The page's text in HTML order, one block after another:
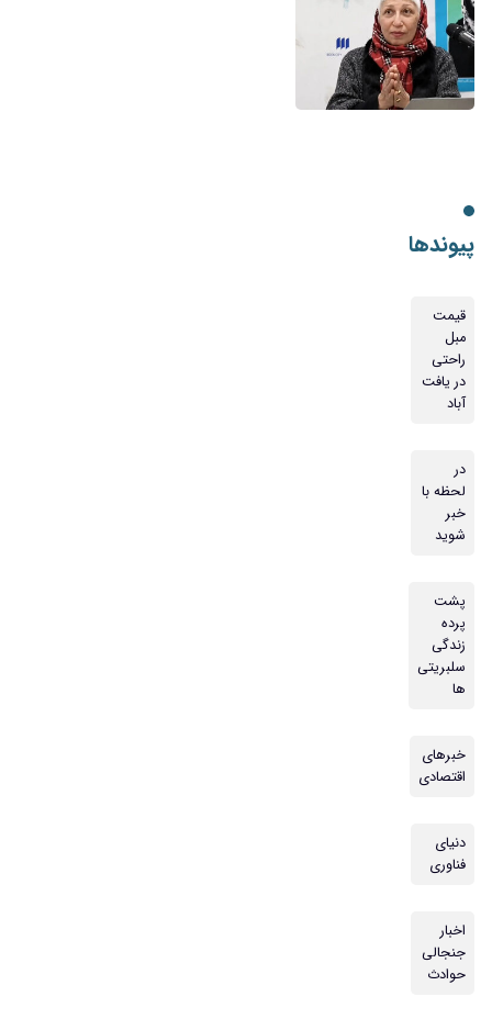
پیوندها
قیمت
مبل
راحتی
در یافت
آباد
در
لحظه با
خبر
شوید
پشت
پرده
زندگی
سلبریتی
ها
خبرهای
اقتصادی
دنیای
فناوری
اخبار
جنجالی
حوادث